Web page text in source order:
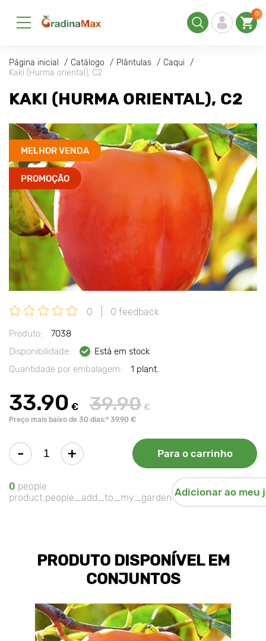
0
Página inicial Catálogo Plântulas
Caqui
Kaki (Hurma oriental), С2
KAKI (HURMA ORIENTAL), С2
MELHOR VENDA
PROMOÇÃO
0 0 feedback
Produto:
7038
Disponibilidade:
Está em stock
Quantidade por embalagem:
1 plant.
33.90 € 39.90 €
Preço mais baixo de 30 dias:* 39.90 €
- + Para o carrinho
0 people
product.people_add_to_my_garden Adicionar ao meu
PRODUTO DISPONÍVEL EM
CONJUNTOS